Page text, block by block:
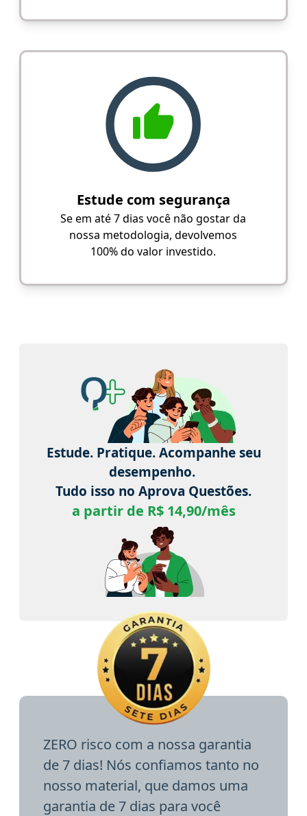
Estude com segurança
Se em até 7 dias você não gostar da
nossa metodologia, devolvemos
100% do valor investido.
Estude. Pratique. Acompanhe seu
desempenho.
Tudo isso no Aprova Questões.
a partir de R$ 14,90/mês
ZERO risco com a nossa garantia
de 7 dias! Nós confiamos tanto no
nosso material, que damos uma
garantia de 7 dias para você